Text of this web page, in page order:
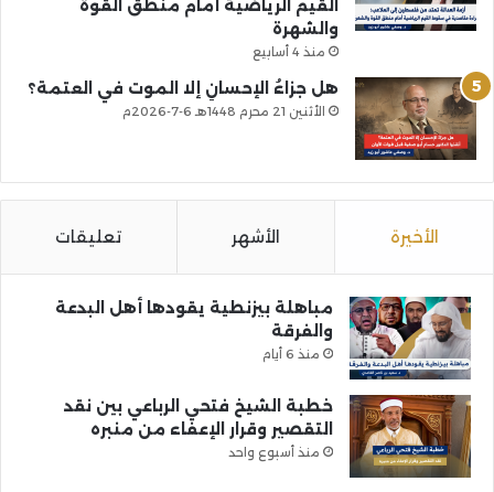
القيم الرياضية أمام منطق القوة
والشهرة
منذ 4 أسابيع
هل جزاءُ الإحسانِ إلا الموت في العتمة؟
الأثنين 21 محرم 1448هـ 6-7-2026م
الأخيرة الأشهر تعليقات
مباهلة بيزنطية يقودها أهل البدعة
والفرقة
منذ 6 أيام
خطبة الشيخ فتحي الرباعي بين نقد
التقصير وقرار الإعفاء من منبره
منذ أسبوع واحد